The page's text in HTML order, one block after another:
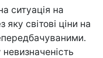
ситуація на
світові ціни на